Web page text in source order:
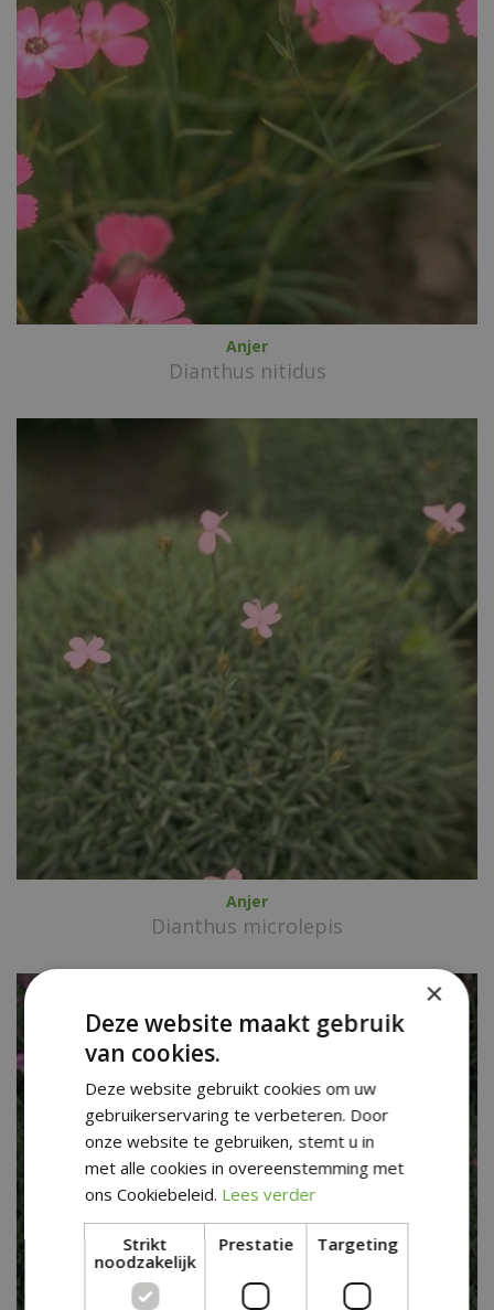
Anjer
Dianthus nitidus
Anjer
Dianthus microlepis
×
Deze website maakt gebruik
van cookies.
Deze website gebruikt cookies om uw
gebruikerservaring te verbeteren. Door
onze website te gebruiken, stemt u in
met alle cookies in overeenstemming met
ons Cookiebeleid. Lees verder
Strikt
noodzakelijk
Prestatie Targeting